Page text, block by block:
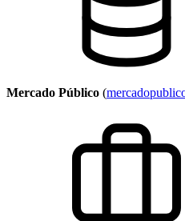
Mercado Público (